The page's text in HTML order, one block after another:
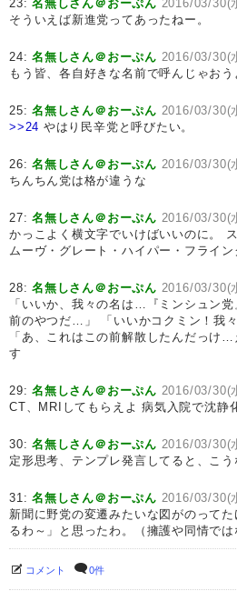
23:名無しさん＠おーぷん 2016/03/30(
そういえば新進党ってあったねー。
24:名無しさん＠おーぷん 2016/03/30(
もう皆、各自好きな名前で呼んじゃおう
25:名無しさん＠おーぷん 2016/03/30(
>>24 やはり民辛党と呼びたい。
26:名無しさん＠おーぷん 2016/03/30(
ちんちん党は格が違うな
27:名無しさん＠おーぷん 2016/03/30(
かっこよく横文字でいけばいいのに。
ムーヴ・グレート・ハイパー・フライン
28:名無しさん＠おーぷん 2016/03/30(
「いいか、我々の名は…『ミンシュン
前のやつだ…」 「いいかコクミン！我
「あ、これはこの前解散したんだっけ
す
29:名無しさん＠おーぷん 2016/03/30(
CT、MRIしてもらえよ 病気入院で沈静
30:名無しさん＠おーぷん 2016/03/30(
定形思考、テンプレ発言してると、こ
31:名無しさん＠おーぷん 2016/03/30(
新聞に野党の変遷みたいな図がのって
るわ～」と思ったわ。（擁護や同情では
コメント 0件